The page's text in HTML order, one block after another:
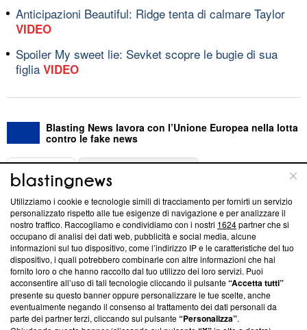
Anticipazioni Beautiful: Ridge tenta di calmare Taylor
VIDEO
Spoiler My sweet lie: Sevket scopre le bugie di sua
figlia VIDEO
Blasting News lavora con l’Unione Europea nella lotta
contro le fake news
ABOUT
Questa sezione offre informazioni trasparenti su Blasting
News, sui nostri processi editoriali e su come ci impegniamo a
creare news di qualità. Inoltre, afferma la nostra aderenza a
‘Trust Project - News with Integrity’Blasting News non è
ancora membro del programma, ma ha richiesto di farne
parte; Trust Project non ha ancora effettuato una verifica di
conformità agli standard.
Su di noi
Utilizziamo i cookie e tecnologie simili di tracciamento per fornirti un servizio
personalizzato rispetto alle tue esigenze di navigazione e per analizzare il
nostro traffico. Raccogliamo e condividiamo con i nostri 1624partner che si
occupano di analisi dei dati web, pubblicità e social media, alcune
informazioni sul tuo dispositivo, come l’indirizzo IP e le caratteristiche del tuo
dispositivo, i quali potrebbero combinarle con altre informazioni che hai
fornito loro o che hanno raccolto dal tuo utilizzo dei loro servizi. Puoi
acconsentire all’uso di tali tecnologie cliccando il pulsante“Accetta tutti”
presente su questo banner oppure personalizzare le tue scelte, anche
eventualmente negando il consenso al trattamento dei dati personali da
parte dei partner terzi, cliccando sul pulsante“Personalizza”.